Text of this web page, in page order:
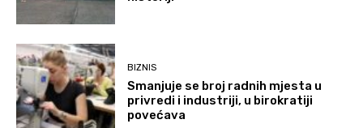
BIZNIS
Smanjuje se broj radnih mjesta u
privredi i industriji, u birokratiji
povećava